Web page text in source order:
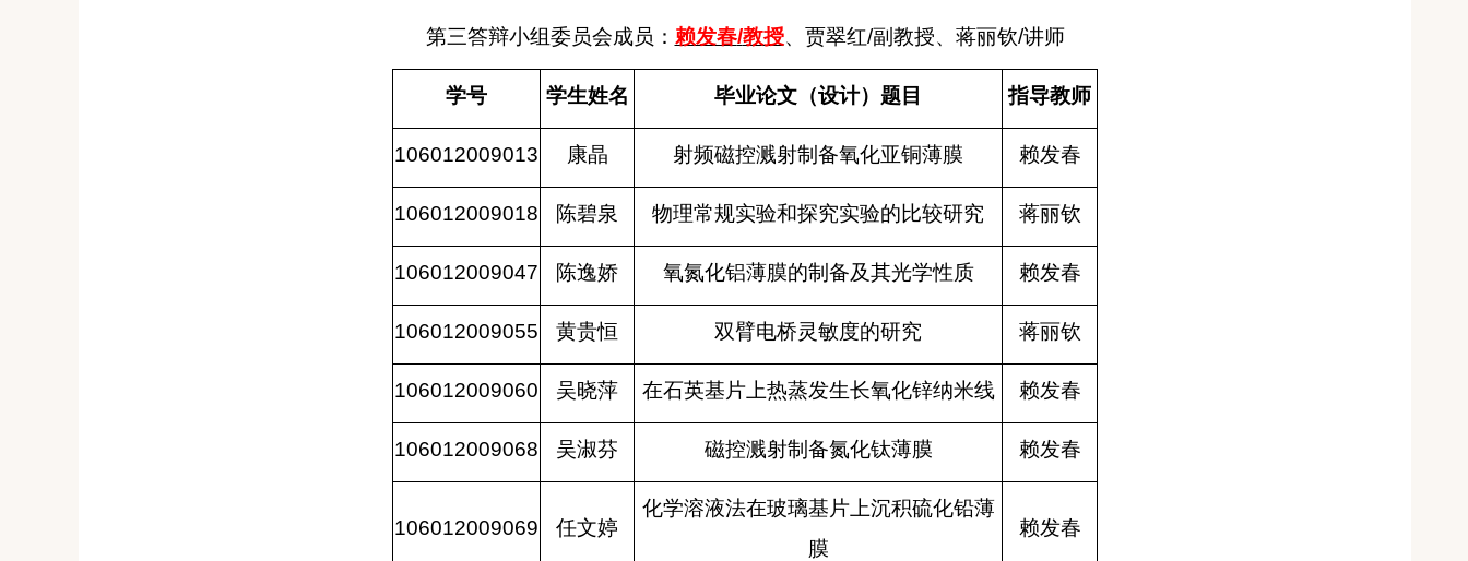
第三答辩小组委员会成员： 赖发春/教授、贾翠红/副教授、蒋丽钦/讲师
学号 学生姓名 毕业论文（设计）题目 指导教师
106012009013 康晶 射频磁控溅射制备氧化亚铜薄膜 赖发春
106012009018 陈碧泉 物理常规实验和探究实验的比较研究 蒋丽钦
106012009047 陈逸娇 氧氮化铝薄膜的制备及其光学性质 赖发春
106012009055 黄贵恒 双臂电桥灵敏度的研究 蒋丽钦
106012009060 吴晓萍 在石英基片上热蒸发生长氧化锌纳米线 赖发春
106012009068 吴淑芬 磁控溅射制备氮化钛薄膜 赖发春
106012009069 任文婷
化学溶液法在玻璃基片上沉积硫化铅薄
膜
赖发春